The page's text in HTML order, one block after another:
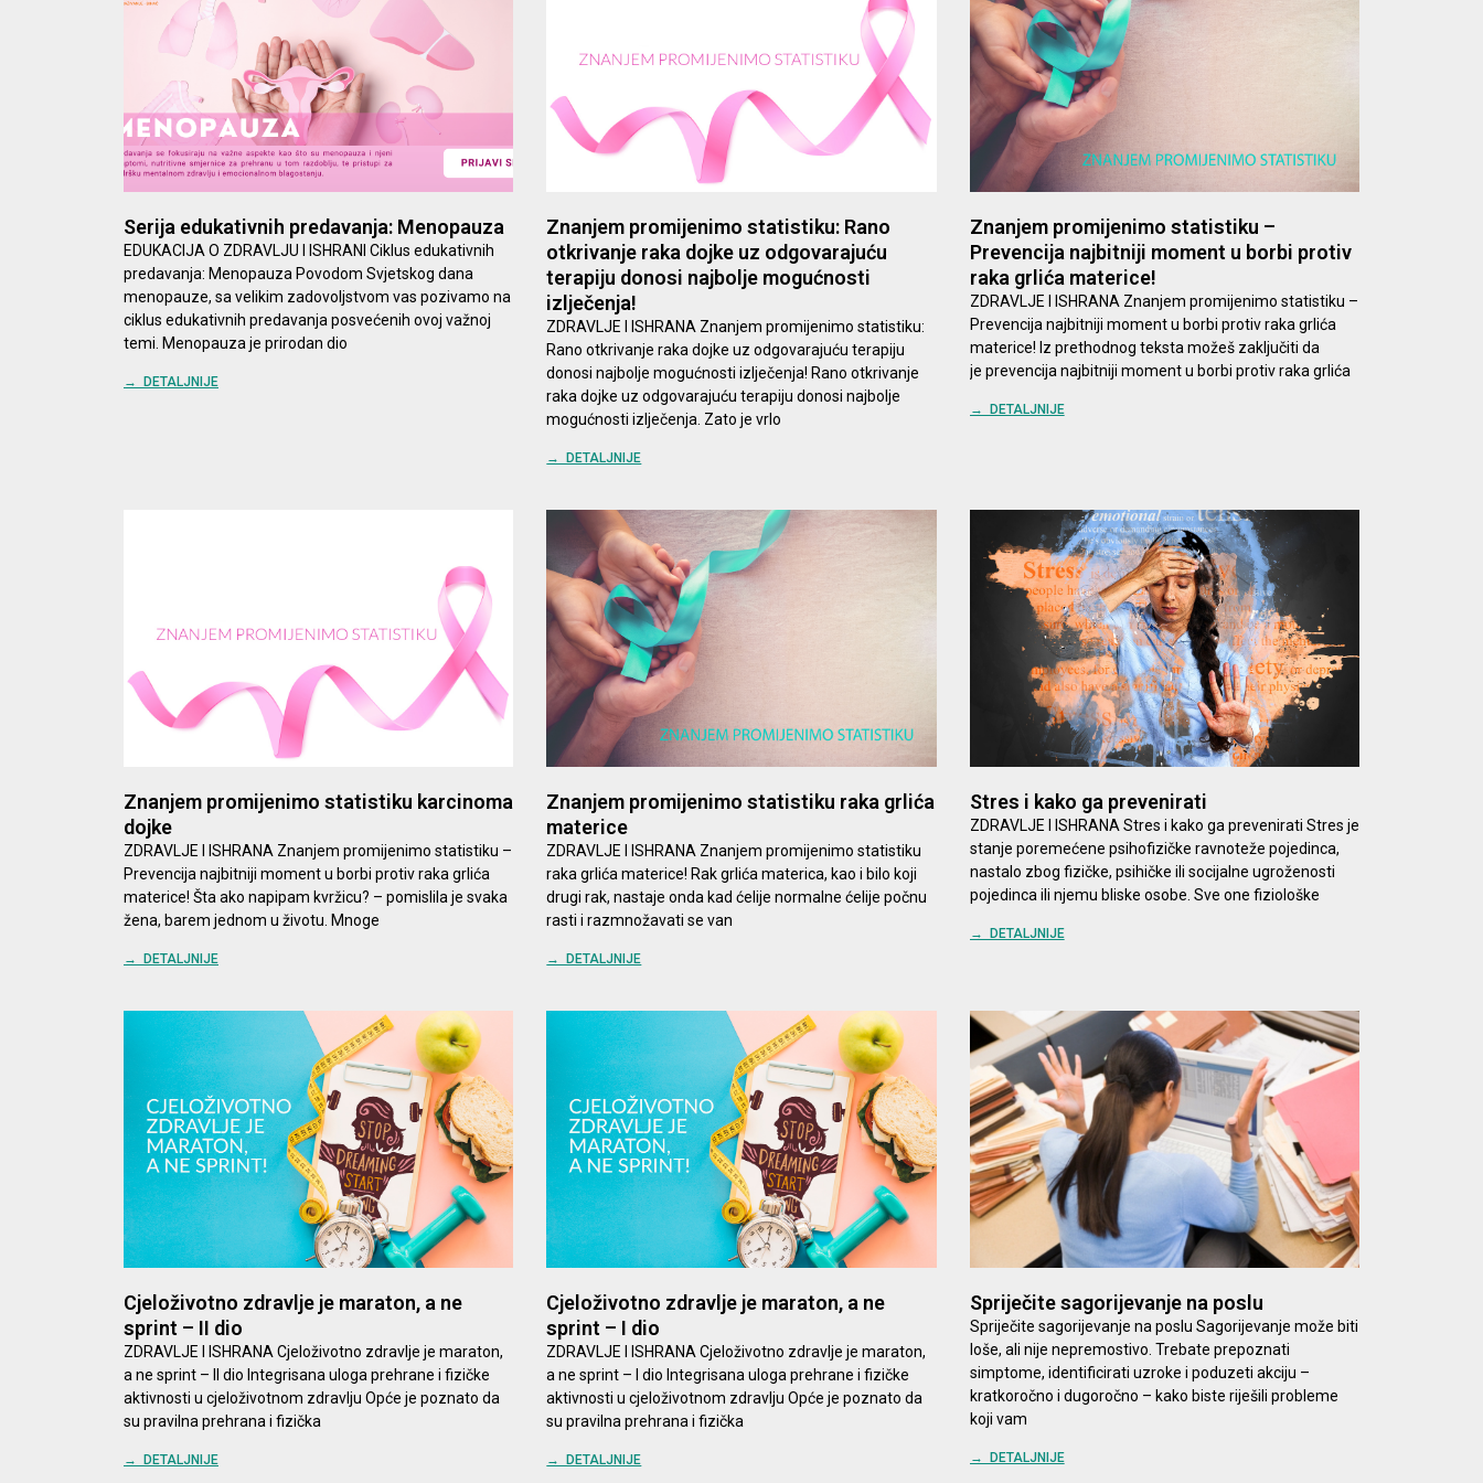
Serija edukativnih predavanja: Menopauza
EDUKACIJA O ZDRAVLJU I ISHRANI Ciklus edukativnih
predavanja: Menopauza Povodom Svjetskog dana
menopauze, sa velikim zadovoljstvom vas pozivamo na
ciklus edukativnih predavanja posvećenih ovoj važnoj
temi. Menopauza je prirodan dio
→ DETALJNIJE
Znanjem promijenimo statistiku: Rano
otkrivanje raka dojke uz odgovarajuću
terapiju donosi najbolje mogućnosti
izlječenja!
ZDRAVLJE I ISHRANA Znanjem promijenimo statistiku:
Rano otkrivanje raka dojke uz odgovarajuću terapiju
donosi najbolje mogućnosti izlječenja! Rano otkrivanje
raka dojke uz odgovarajuću terapiju donosi najbolje
mogućnosti izlječenja. Zato je vrlo
→ DETALJNIJE
Znanjem promijenimo statistiku –
Prevencija najbitniji moment u borbi protiv
raka grlića materice!
ZDRAVLJE I ISHRANA Znanjem promijenimo statistiku –
Prevencija najbitniji moment u borbi protiv raka grlića
materice! Iz prethodnog teksta možeš zaključiti da
je prevencija najbitniji moment u borbi protiv raka grlića
→ DETALJNIJE
Znanjem promijenimo statistiku karcinoma
dojke
ZDRAVLJE I ISHRANA Znanjem promijenimo statistiku –
Prevencija najbitniji moment u borbi protiv raka grlića
materice! Šta ako napipam kvržicu? – pomislila je svaka
žena, barem jednom u životu. Mnoge
→ DETALJNIJE
Znanjem promijenimo statistiku raka grlića
materice
ZDRAVLJE I ISHRANA Znanjem promijenimo statistiku
raka grlića materice! Rak grlića materica, kao i bilo koji
drugi rak, nastaje onda kad ćelije normalne ćelije počnu
rasti i razmnožavati se van
→ DETALJNIJE
Stres i kako ga prevenirati
ZDRAVLJE I ISHRANA Stres i kako ga prevenirati Stres je
stanje poremećene psihofizičke ravnoteže pojedinca,
nastalo zbog fizičke, psihičke ili socijalne ugroženosti
pojedinca ili njemu bliske osobe. Sve one fiziološke
→ DETALJNIJE
Cjeloživotno zdravlje je maraton, a ne
sprint – II dio
ZDRAVLJE I ISHRANA Cjeloživotno zdravlje je maraton,
a ne sprint – II dio Integrisana uloga prehrane i fizičke
aktivnosti u cjeloživotnom zdravlju Opće je poznato da
su pravilna prehrana i fizička
→ DETALJNIJE
Cjeloživotno zdravlje je maraton, a ne
sprint – I dio
ZDRAVLJE I ISHRANA Cjeloživotno zdravlje je maraton,
a ne sprint – I dio Integrisana uloga prehrane i fizičke
aktivnosti u cjeloživotnom zdravlju Opće je poznato da
su pravilna prehrana i fizička
→ DETALJNIJE
Spriječite sagorijevanje na poslu
Spriječite sagorijevanje na poslu Sagorijevanje može biti
loše, ali nije nepremostivo. Trebate prepoznati
simptome, identificirati uzroke i poduzeti akciju –
kratkoročno i dugoročno – kako biste riješili probleme
koji vam
→ DETALJNIJE